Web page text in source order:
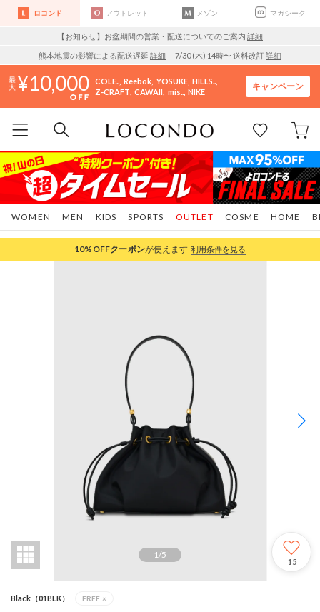
ロコンド アウトレット メゾン マガシーク
【お知らせ】お盆期間の営業・配送についてのご案内 詳細
熊本地震の影響による配送遅延 詳細 ｜7/30 (木) 14時〜 送料改訂詳細
10,000 COLE.. Reebok YOSUKE HILLS..
Z-CRAFT CAWAII mis.. NIKE
キャンペーン
WOMEN MEN KIDS SPORTS COSME HOME
OUTLET
10%OFFクーポンが使えます 利用条件を見る
1/5
15
Black（01BLK） FREE ×